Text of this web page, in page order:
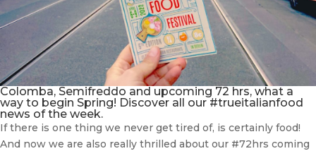
Colomba, Semifreddo and upcoming 72 hrs, what a
way to begin Spring! Discover all our #trueitalianfood
news of the week.
If there is one thing we never get tired of, is certainly food!
And now we are also really thrilled about our #72hrs coming